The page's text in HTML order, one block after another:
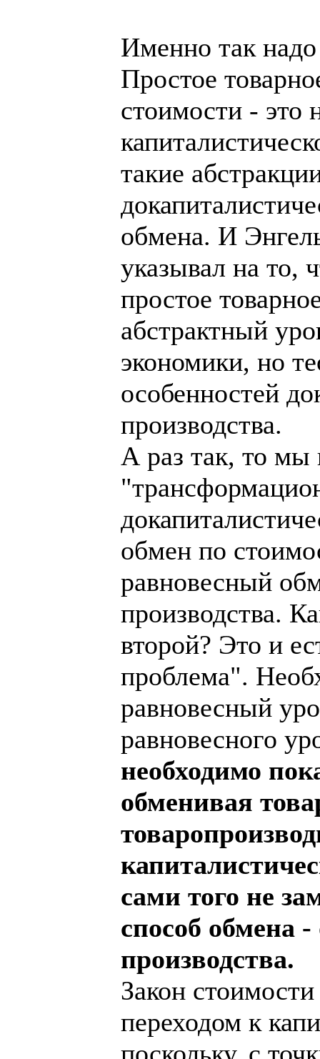
Именно так
Простое
стоимости - это
такие
обмена. И
указывал на то,
простое
абстрактный
экономики, но
особенностей
производства.
А раз так, то мы
обмен по
равновесный
производства.
второй? Это и
проблема".
равновесный
равновесного
необходимо
обменивая
сами того не
способ обмена
производства.
Закон
переходом к